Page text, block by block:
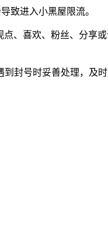
致进入小黑屋限流。
、喜欢、粉丝、分享
封号时妥善处理，及时